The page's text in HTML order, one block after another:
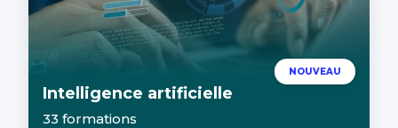
NOUVEAU
Intelligence artificielle
33 formations